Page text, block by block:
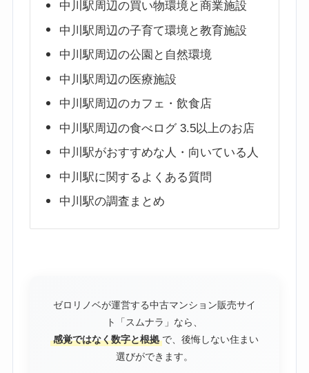
中川駅周辺の買い物環境と商業施設
中川駅周辺の子育て環境と教育施設
中川駅周辺の公園と自然環境
中川駅周辺の医療施設
中川駅周辺のカフェ・飲食店
中川駅周辺の食べログ 3.5以上のお店
中川駅がおすすめな人・向いている人
中川駅に関するよくある質問
中川駅の調査まとめ
ゼロリノベが運営する中古マンション販売サイ
ト「スムナラ」なら、
感覚ではなく数字と根拠 で、後悔しない住まい
選びができます。